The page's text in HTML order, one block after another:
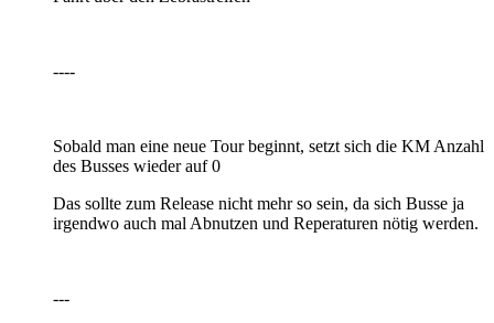
----
Sobald man eine neue Tour beginnt, setzt sich die KM Anzahl
des Busses wieder auf 0
Das sollte zum Release nicht mehr so sein, da sich Busse ja
irgendwo auch mal Abnutzen und Reperaturen nötig werden.
---